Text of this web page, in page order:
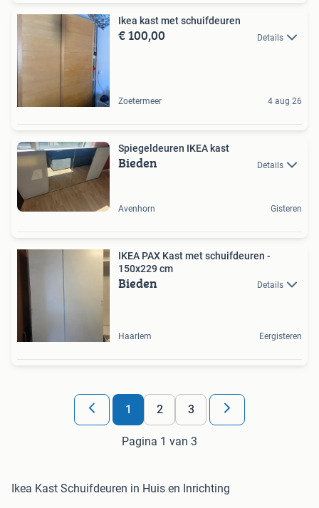
Ikea kast met schuifdeuren
€ 100,00 Details
Zoetermeer 4 aug 26
Spiegeldeuren IKEA kast
Bieden Details
Avenhorn Gisteren
IKEA PAX Kast met schuifdeuren -
150x229 cm
Bieden Details
Haarlem Eergisteren
1 2 3
Pagina 1 van 3
Ikea Kast Schuifdeuren in Huis en Inrichting